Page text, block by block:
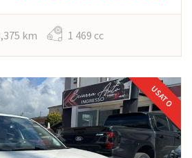
km 1 469 cc
USATO